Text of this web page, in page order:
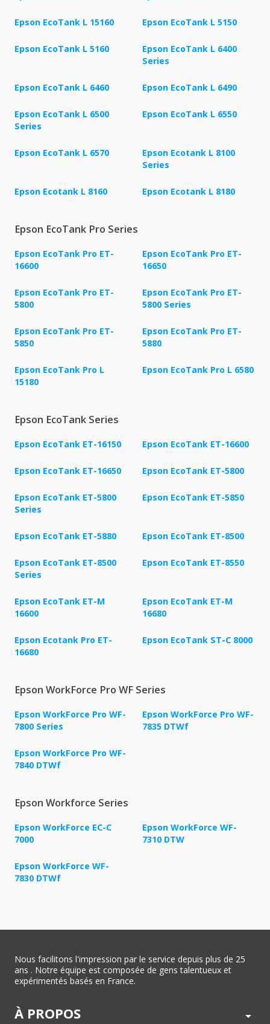
Epson EcoTank L 15160 Epson EcoTank L 5150
Epson EcoTank L 5160
Epson EcoTank L 6400
Series
Epson EcoTank L 6460 Epson EcoTank L 6490
Epson EcoTank L 6500
Series
Epson EcoTank L 6550
Epson EcoTank L 6570
Epson Ecotank L 8100
Series
Epson Ecotank L 8160 Epson Ecotank L 8180
Epson EcoTank Pro Series
Epson EcoTank Pro ET-
16600
Epson EcoTank Pro ET-
16650
Epson EcoTank Pro ET-
5800
Epson EcoTank Pro ET-
5800 Series
Epson EcoTank Pro ET-
5850
Epson EcoTank Pro ET-
5880
Epson EcoTank Pro L
15180
Epson EcoTank Pro L 6580
Epson EcoTank Series
Epson EcoTank ET-16150 Epson EcoTank ET-16600
Epson EcoTank ET-16650 Epson EcoTank ET-5800
Epson EcoTank ET-5800
Series
Epson EcoTank ET-5850
Epson EcoTank ET-5880 Epson EcoTank ET-8500
Epson EcoTank ET-8500
Series
Epson EcoTank ET-8550
Epson EcoTank ET-M
16600
Epson EcoTank ET-M
16680
Epson Ecotank Pro ET-
16680
Epson EcoTank ST-C 8000
Epson WorkForce Pro WF Series
Epson WorkForce Pro WF-
7800 Series
Epson WorkForce Pro WF-
7835 DTWf
Epson WorkForce Pro WF-
7840 DTWf
Epson Workforce Series
Epson WorkForce EC-C
7000
Epson WorkForce WF-
7310 DTW
Epson WorkForce WF-
7830 DTWf
Nous facilitons l'impression par le service depuis plus de 25
ans . Notre équipe est composée de gens talentueux et
expérimentés basés en France.
À PROPOS arrow_drop_down